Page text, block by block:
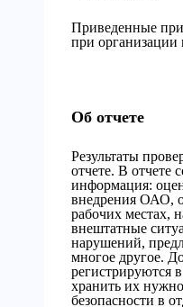
Приведенные
при организации
Об отчете
Результаты
отчете. В отчете
информация:
внедрения ОАО,
рабочих местах,
внештатные
нарушений,
многое другое.
регистрируются
хранить их
безопасности в